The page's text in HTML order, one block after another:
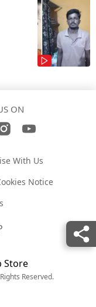
ON
With Us
Notice
Reserved.